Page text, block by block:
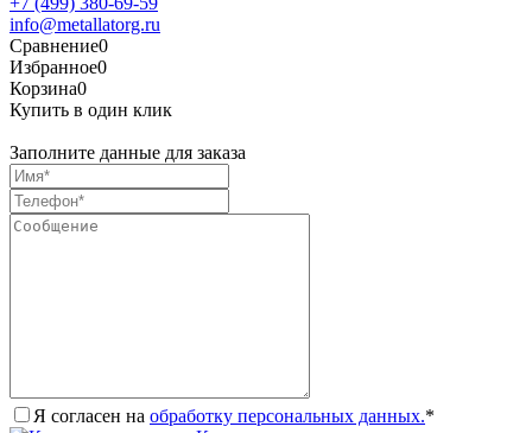
info@metallatorg.ru
Сравнение0
Избранное0
Корзина0
Купить в один клик
Заполните данные для заказа
Я согласен на обработку персональных данных.*